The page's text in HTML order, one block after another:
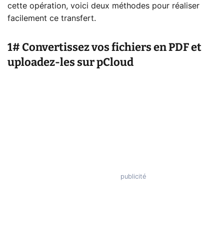
cette opération, voici deux méthodes pour réaliser
facilement ce transfert.
1# Convertissez vos fichiers en PDF et
uploadez-les sur pCloud